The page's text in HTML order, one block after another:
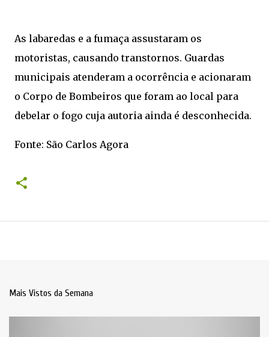
As labaredas e a fumaça assustaram os
motoristas, causando transtornos. Guardas
municipais atenderam a ocorrência e acionaram
o Corpo de Bombeiros que foram ao local para
debelar o fogo cuja autoria ainda é desconhecida.
Fonte: São Carlos Agora
Mais Vistos da Semana